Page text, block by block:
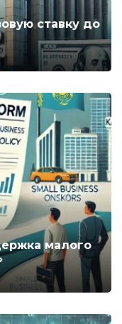
ставку до
малого